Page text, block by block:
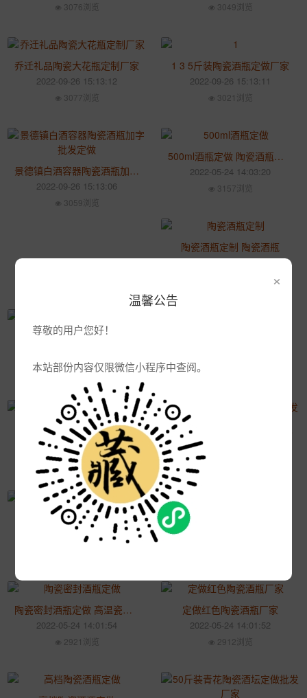
×
温馨公告
尊敬的用户您好！
本站部份内容仅限微信小程序中查阅。
3076浏览 3049浏览
乔迁礼品陶瓷大花瓶定制厂家
2022-09-26 15:13:12
3077浏览
1 3 5斤装陶瓷酒瓶定做厂家
2022-09-26 15:13:11
3021浏览
景德镇白酒容器陶瓷酒瓶加字批发定做
2022-09-26 15:13:06
3059浏览
500ml酒瓶定做 陶瓷酒瓶定做厂家
2022-05-24 14:03:20
3157浏览
陶瓷酒瓶定制 陶瓷酒瓶
2022-05-24 14:03:07
50斤装酒坛批发厂家
3209浏览
陶瓷大酒坛定做厂家
2022-05-24 14:02:31
3117浏览
一斤装陶瓷酒瓶定做厂家批发
2022-05-24 14:02:25
青花陶瓷酒坛子定做
2022-05-24 14:02:10
陶瓷密封酒瓶定做 高温瓷器酒瓶厂
2022-05-24 14:01:54
2921浏览
定做红色陶瓷酒瓶厂家
2022-05-24 14:01:52
2912浏览